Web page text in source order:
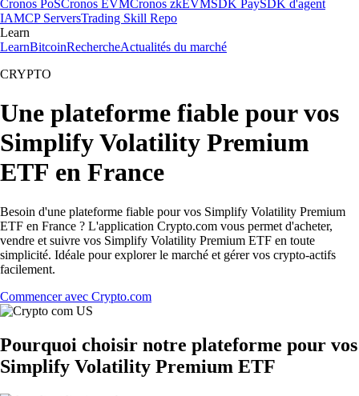
Cronos PoSCronos EVMCronos zkEVMSDK PaySDK d'agent
IAMCP ServersTrading Skill Repo
Learn
LearnBitcoinRechercheActualités du marché
CRYPTO
Une plateforme fiable pour vos
Simplify Volatility Premium
ETF en France
Besoin d'une plateforme fiable pour vos Simplify Volatility Premium
ETF en France ? L'application Crypto.com vous permet d'acheter,
vendre et suivre vos Simplify Volatility Premium ETF en toute
simplicité. Idéale pour explorer le marché et gérer vos crypto-actifs
facilement.
Commencer avec Crypto.com
Pourquoi choisir notre plateforme pour vos
Simplify Volatility Premium ETF